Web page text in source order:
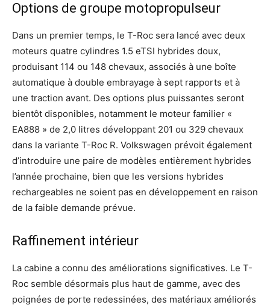
Options de groupe motopropulseur
Dans un premier temps, le T-Roc sera lancé avec deux
moteurs quatre cylindres 1.5 eTSI hybrides doux,
produisant 114 ou 148 chevaux, associés à une boîte
automatique à double embrayage à sept rapports et à
une traction avant. Des options plus puissantes seront
bientôt disponibles, notamment le moteur familier «
EA888 » de 2,0 litres développant 201 ou 329 chevaux
dans la variante T-Roc R. Volkswagen prévoit également
d’introduire une paire de modèles entièrement hybrides
l’année prochaine, bien que les versions hybrides
rechargeables ne soient pas en développement en raison
de la faible demande prévue.
Raffinement intérieur
La cabine a connu des améliorations significatives. Le T-
Roc semble désormais plus haut de gamme, avec des
poignées de porte redessinées, des matériaux améliorés